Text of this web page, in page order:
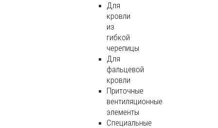
Для
кровли
из
гибкой
черепицы
Для
фальцевой
кровли
Приточные
вентиляционные
элементы
Специальные